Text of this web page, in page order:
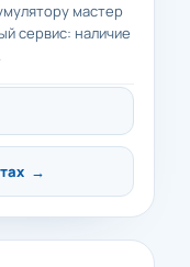
мастер
сервис: наличие
→